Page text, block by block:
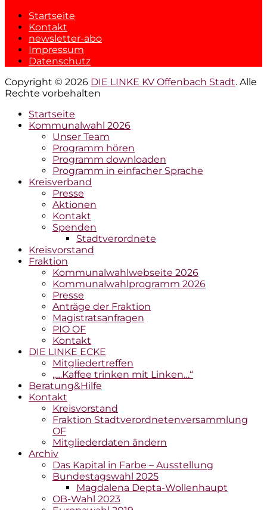
Startseite
Kontakt
newsletter-abo
Impressum
Datenschutz
Copyright © 2026 DIE LINKE KV Offenbach Stadt. Alle
Rechte vorbehalten
Startseite
Kommunalwahl 2026
Unser Team
Programm hören
Programm downloaden
Programm in einfacher Sprache
Kreisverband
Presse
Aktionen
Kontakt
Spenden
Stadtverordnete
Kreisvorstand
Fraktion
Kommunalwahlwebseite 2026
Kommunalwahlprogramm 2026
Presse
Anträge der Fraktion
Magistratsanfragen
PIO OF
Kontakt
DIE LINKE ECKE
Mitgliedertreffen
„…Kaffee trinken mit Linken…“
Beratung&Hilfe
Kontakt
Kreisvorstand
Fraktion Stadtverordnetenversammlung
OF
Mitgliederdaten ändern
Archiv
Das Kapital in Farbe – Ausstellung
Bundestagswahl 2025
Magdalena Depta-Wollenhaupt
OB-Wahl 2023